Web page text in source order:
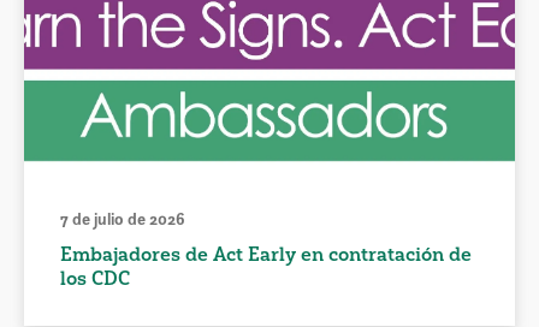
7 de julio de 2026
Embajadores de Act Early en contratación de
los CDC